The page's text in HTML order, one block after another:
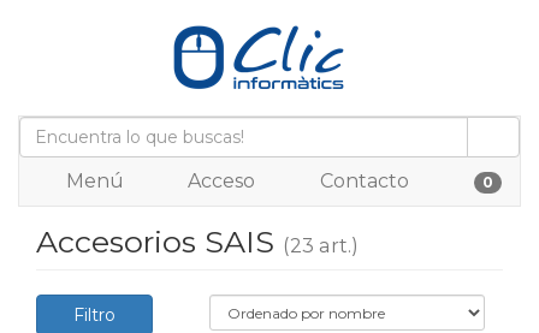
Menú Acceso Contacto 0
Accesorios SAIS (23 art.)
Filtro